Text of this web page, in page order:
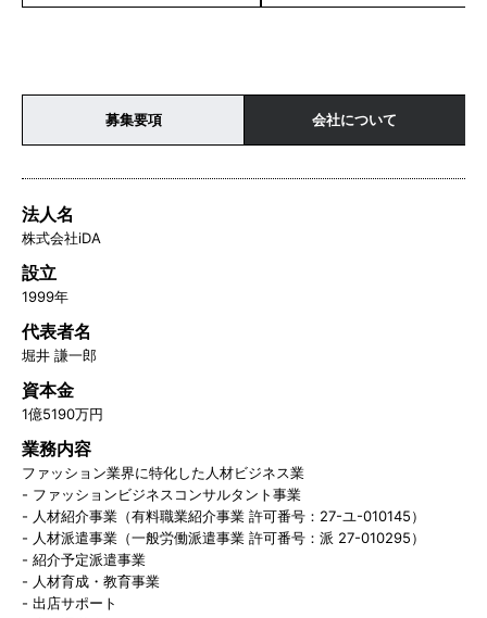
募集要項 会社について
法人名
株式会社iDA
設立
1999年
代表者名
堀井 謙一郎
資本金
1億5190万円
業務内容
ファッション業界に特化した人材ビジネス業
- ファッションビジネスコンサルタント事業
- 人材紹介事業（有料職業紹介事業 許可番号：27-ユ-010145）
- 人材派遣事業（一般労働派遣事業 許可番号：派 27-010295）
- 紹介予定派遣事業
- 人材育成・教育事業
- 出店サポート